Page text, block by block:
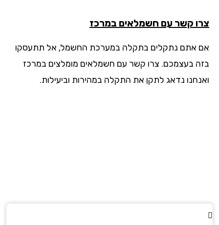
קשר עם חשמלאים במרכז
אתם נתקלים בתקלה במערכת החשמל, אל תתעסקו
בעצמכם. צרו קשר עם חשמלאים מומלצים במרכז
נדאג לתקן את התקלה במהירות וביעילות.